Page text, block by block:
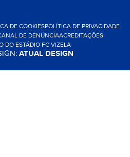
DE COOKIESPOLÍTICA DE PRIVACIDADE
DE DENÚNCIAACREDITAÇÕES
DO ESTÁDIO FC VIZELA
ATUAL DESIGN